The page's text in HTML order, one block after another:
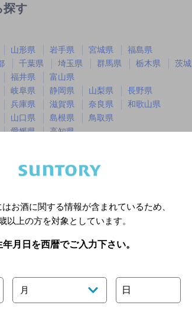
探す
山形県 岩手県 宮城県
福島県
千葉県 埼玉県 群馬県 栃木県
茨
福井県
富山県
岐阜県 静岡県 山梨県
長野県
兵庫県 滋賀県 奈良県
和歌山県
山口県 島根県
鳥取県
愛媛県
高知県
※店舗によりハイボール取り扱い銘
お酒に関する情報が含まれているため、
以上の方を対象としています。
年月日を西暦でご入力下さい。
月 日